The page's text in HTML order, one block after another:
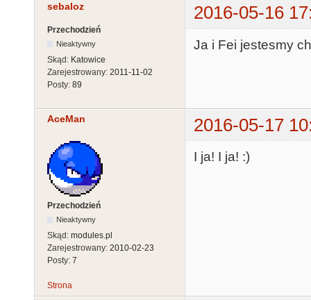
sebaloz 2016-05-16
Przechodzień
Nieaktywny
Skąd: Katowice
Zarejestrowany: 2011-11-02
Posty: 89
Ja i Fei jestesmy
AceMan 2016-05-17
Przechodzień
Nieaktywny
Skąd: modules.pl
Zarejestrowany: 2010-02-23
Posty: 7
I ja! I ja! :)
Strona